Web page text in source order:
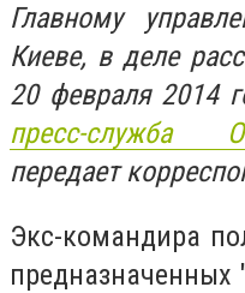
Главному
Киеве, в деле
20 февраля 2014
пресс-служба
передает
Экс-командира
предназначенных